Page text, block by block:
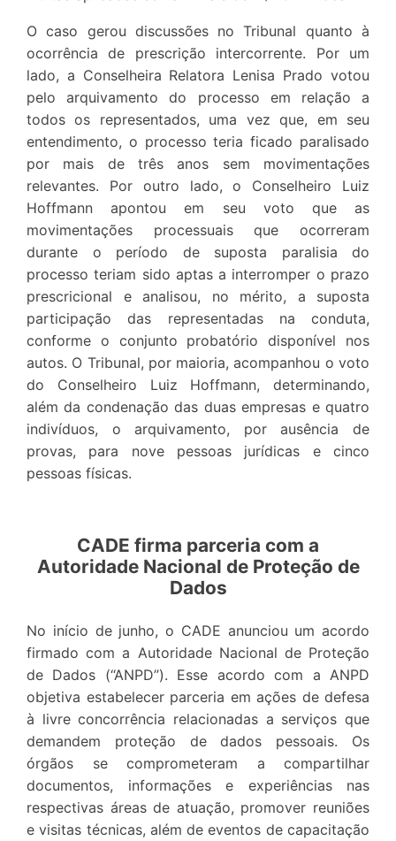
O caso gerou discussões no Tribunal quanto à
ocorrência de prescrição intercorrente. Por um
lado, a Conselheira Relatora Lenisa Prado votou
pelo arquivamento do processo em relação a
todos os representados, uma vez que, em seu
entendimento, o processo teria ficado paralisado
por mais de três anos sem movimentações
relevantes. Por outro lado, o Conselheiro Luiz
Hoffmann apontou em seu voto que as
movimentações processuais que ocorreram
durante o período de suposta paralisia do
processo teriam sido aptas a interromper o prazo
prescricional e analisou, no mérito, a suposta
participação das representadas na conduta,
conforme o conjunto probatório disponível nos
autos. O Tribunal, por maioria, acompanhou o voto
do Conselheiro Luiz Hoffmann, determinando,
além da condenação das duas empresas e quatro
indivíduos, o arquivamento, por ausência de
provas, para nove pessoas jurídicas e cinco
pessoas físicas.
CADE firma parceria com a
Autoridade Nacional de Proteção de
Dados
No início de junho, o CADE anunciou um acordo
firmado com a Autoridade Nacional de Proteção
de Dados (“ANPD”). Esse acordo com a ANPD
objetiva estabelecer parceria em ações de defesa
à livre concorrência relacionadas a serviços que
demandem proteção de dados pessoais. Os
órgãos se comprometeram a compartilhar
documentos, informações e experiências nas
respectivas áreas de atuação, promover reuniões
e visitas técnicas, além de eventos de capacitação